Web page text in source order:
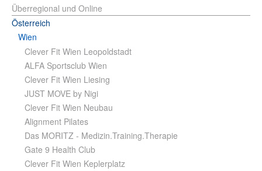
Überregional und Online
Österreich
Wien
Clever Fit Wien Leopoldstadt
ALFA Sportsclub Wien
Clever Fit Wien Liesing
JUST MOVE by Nigi
Clever Fit Wien Neubau
Alignment Pilates
Das MORITZ - Medizin.Training.Therapie
Gate 9 Health Club
Clever Fit Wien Keplerplatz